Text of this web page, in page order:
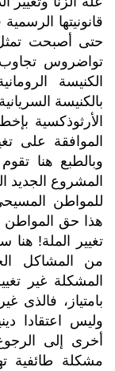
قانونيتها
حتى أصبحت تمثل
تواضروس تجاوب
الكنيسة
بالكنيسة
الأرثوذكسية
الموافقة على
وبالطبع هنا
المشروع الجديد
للمواطن
هذا حق المواطن
تغيير الملة!
من المشاكل
المشكلة غير
بامتياز، فالذى
وليس اعتقادا
أخرى إلى
مشكلة طائفية